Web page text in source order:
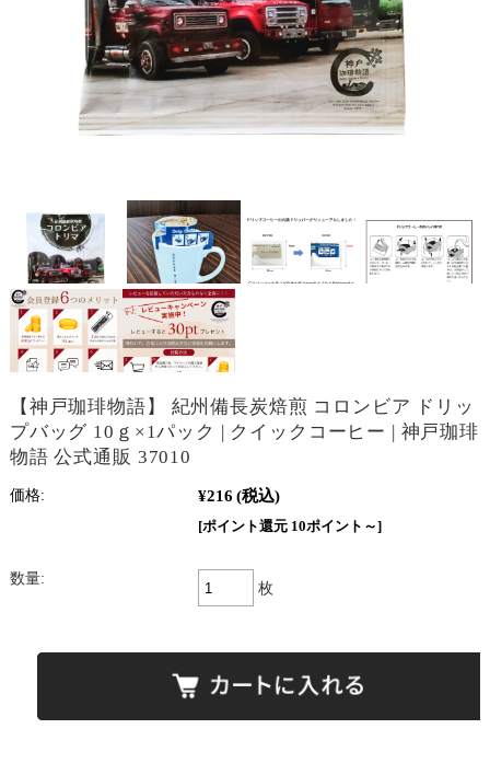
【神戸珈琲物語】 紀州備長炭焙煎 コロンビア ドリッ
プバッグ 10ｇ×1パック | クイックコーヒー | 神戸珈琲
物語 公式通販 37010
価格: ¥216 (税込)
[ポイント還元 10ポイント～]
数量:
枚